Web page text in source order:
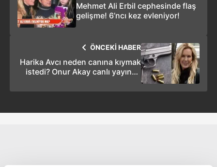
Mehmet Ali Erbil cephesinde flaş
gelişme! 6’ncı kez evleniyor!
ÖNCEKİ HABER
Harika Avcı neden canına kıymak
istedi? Onur Akay canlı yayında